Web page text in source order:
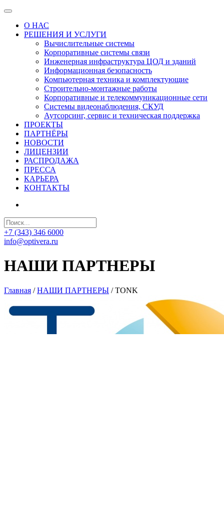
О НАС
РЕШЕНИЯ И УСЛУГИ
Вычислительные системы
Корпоративные системы связи
Инженерная инфраструктура ЦОД и зданий
Информационная безопасность
Компьютерная техника и комплектующие
Строительно-монтажные работы
Корпоративные и телекоммуникационные сети
Системы видеонаблюдения, СКУД
Аутсорсинг, сервис и техническая поддержка
ПРОЕКТЫ
ПАРТНЁРЫ
НОВОСТИ
ЛИЦЕНЗИИ
РАСПРОДАЖА
ПРЕССА
КАРЬЕРА
КОНТАКТЫ
+7 (343) 346 6000
info@optivera.ru
НАШИ ПАРТНЕРЫ
Главная / НАШИ ПАРТНЕРЫ / TONK